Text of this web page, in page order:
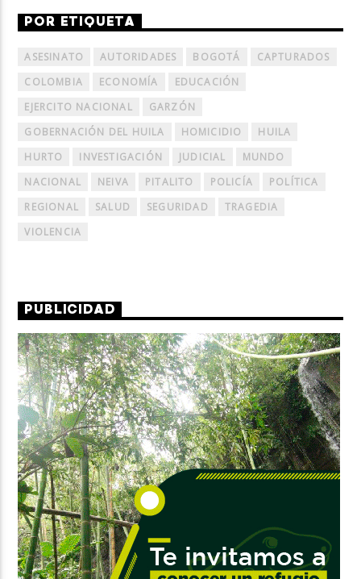
POR ETIQUETA
ASESINATO AUTORIDADES BOGOTÁ
CAPTURADOS
COLOMBIA
ECONOMÍA
EDUCACIÓN
EJERCITO NACIONAL
GARZÓN
GOBERNACIÓN DEL HUILA
HOMICIDIO
HUILA
HURTO
INVESTIGACIÓN JUDICIAL
MUNDO
NACIONAL
NEIVA PITALITO POLICÍA
POLÍTICA
REGIONAL
SALUD SEGURIDAD
TRAGEDIA
VIOLENCIA
PUBLICIDAD